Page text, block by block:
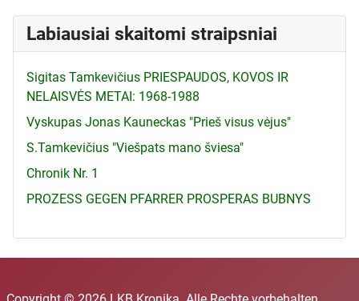
Labiausiai skaitomi straipsniai
Sigitas Tamkevičius PRIESPAUDOS, KOVOS IR
NELAISVĖS METAI: 1968-1988
Vyskupas Jonas Kauneckas "Prieš visus vėjus"
S.Tamkevičius "Viešpats mano šviesa"
Chronik Nr. 1
PROZESS GEGEN PFARRER PROSPERAS BUBNYS